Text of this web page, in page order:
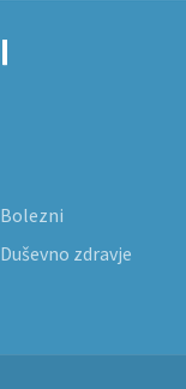
Bolezni
Duševno zdravje